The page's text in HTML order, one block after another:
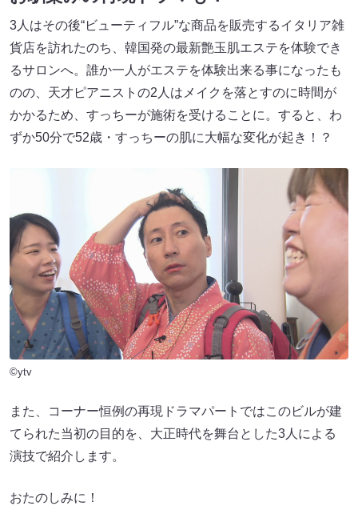
3人はその後“ビューティフル”な商品を販売するイタリア雑
貨店を訪れたのち、韓国発の最新艶玉肌エステを体験でき
るサロンへ。誰か一人がエステを体験出来る事になったも
のの、天才ピアニストの2人はメイクを落とすのに時間が
かかるため、すっちーが施術を受けることに。すると、わ
ずか50分で52歳・すっちーの肌に大幅な変化が起き！？
©ytv
また、コーナー恒例の再現ドラマパートではこのビルが建
てられた当初の目的を、大正時代を舞台とした3人による
演技で紹介します。
おたのしみに！